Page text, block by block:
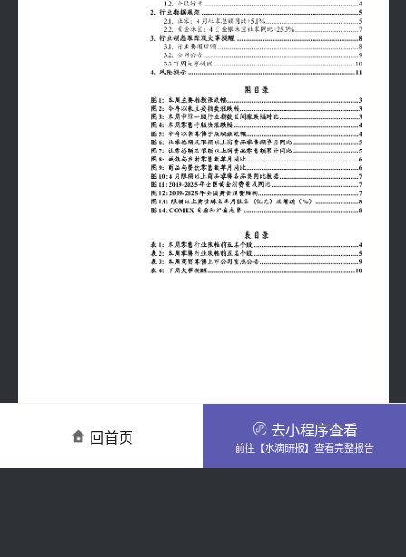
回首页 去小程序查看
前往【水滴研报】查看完整报告